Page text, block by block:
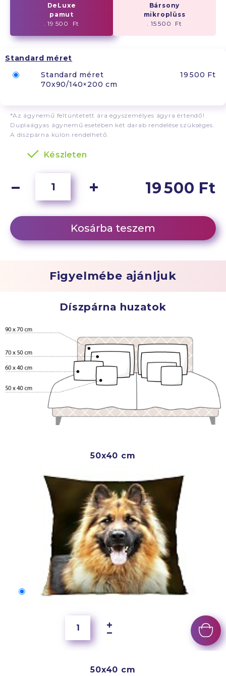
DeLuxe
pamut
. 19 500 Ft
Bársony
mikroplüss
. 15 500 Ft
Standard méret
Standard méret
70x90/140×200 cm
19 500 Ft
*Az ágynemű feltüntetett ára egyszemélyes ágyra értendő!
Duplaágyas ágynemű esetében két darab rendelése szükséges.
A díszpárna külön rendelhető.
Készleten
19 500 Ft
Kosárba teszem
Figyelmébe ajánljuk
Díszpárna huzatok
50x40 cm
50x40 cm
50x40 cm